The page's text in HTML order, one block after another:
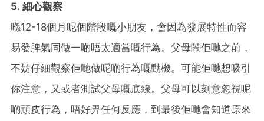
5. 細心觀察
喺12-18個月呢個階段嘅小朋友，會因為發展特性而容
易發脾氣同做一啲唔太適當嘅行為。父母鬧佢哋之前，
不妨仔細觀察佢哋做呢啲行為嘅動機。可能佢哋想吸引
你注意，又或者測試父母嘅底線。父母可以刻意忽視呢
啲頑皮行為，唔好畀任何反應，到最後佢哋會知道原來